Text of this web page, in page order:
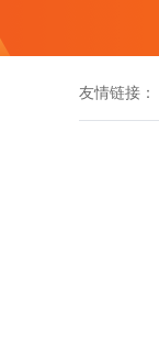
友情链接：